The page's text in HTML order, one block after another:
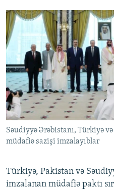
Səudiyyə Ərəbistanı, Türkiyə
müdafiə sazişi imzalayıblar
Türkiyə, Pakistan və
imzalanan müdafiə paktı